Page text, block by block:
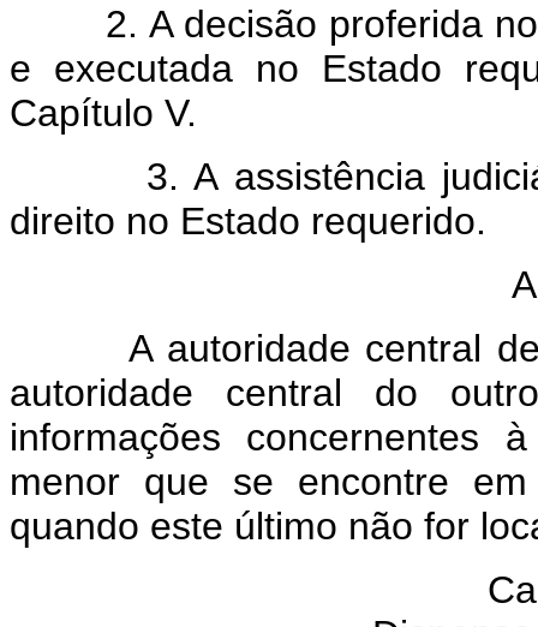
2. A decisão proferida no
e executada no Estado
Capítulo V.
3. A assistência
direito no Estado requerido.
A autoridade central de
autoridade central do
informações
menor que se encontre
quando este último não for